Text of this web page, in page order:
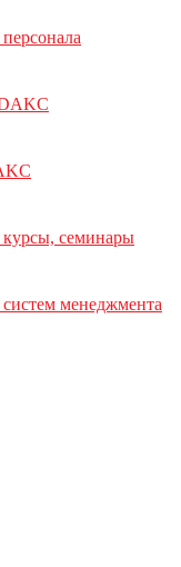
семинары
менеджмента